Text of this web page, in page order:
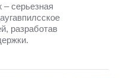
серьезная
разработав